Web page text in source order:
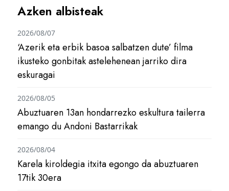
Azken albisteak
‘Azerik eta erbik basoa salbatzen dute’ filma
ikusteko gonbitak astelehenean jarriko dira
eskuragai
2026/08/07
Abuztuaren 13an hondarrezko eskultura tailerra
emango du Andoni Bastarrikak
2026/08/05
Karela kiroldegia itxita egongo da abuztuaren
17tik 30era
2026/08/04